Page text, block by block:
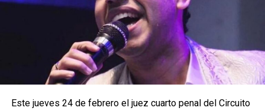
Este jueves 24 de febrero el juez cuarto penal del Circuito